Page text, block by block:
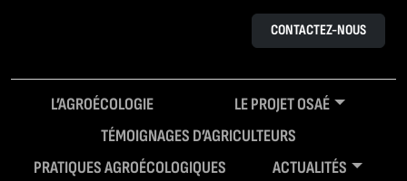
CONTACTEZ-NOUS
L’AGROÉCOLOGIE
LE PROJET OSAÉ
TÉMOIGNAGES D’AGRICULTEURS
PRATIQUES AGROÉCOLOGIQUES
ACTUALITÉS